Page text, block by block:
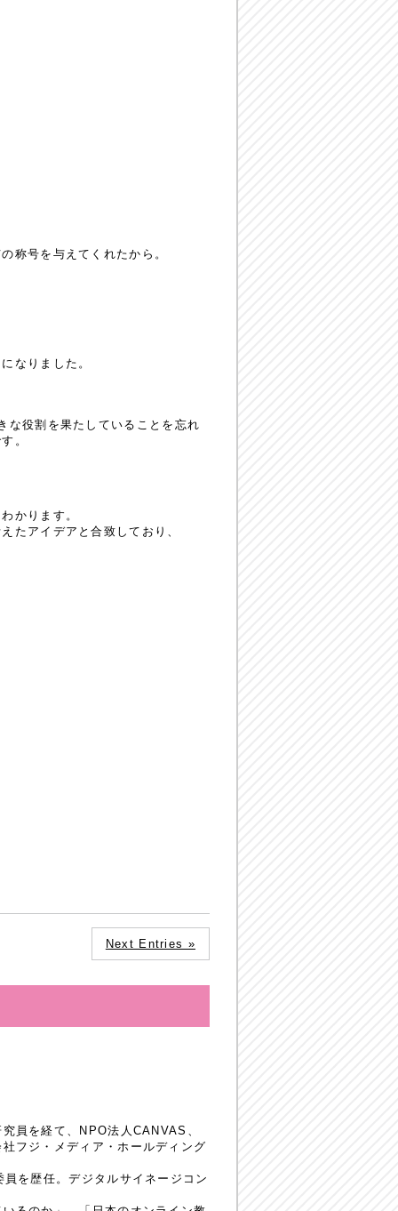
称号を与えてくれたから。
なりました。
な役割を果たしていることを忘れ
。
かります。
たアイデアと合致しており、
Next Entries »
員を経て、NPO法人CANVAS、
フジ・メディア・ホールディング
を歴任。デジタルサイネージコン